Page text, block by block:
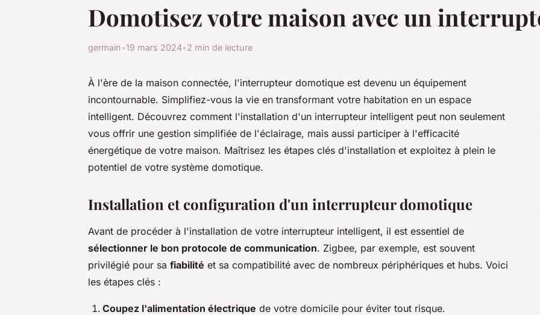
Domotisez votre maison avec un
germain•19 mars 2024•2 min de lecture
À l'ère de la maison connectée, l'interrupteur domotique est devenu un équipement
incontournable. Simplifiez-vous la vie en transformant votre habitation en un espace
intelligent. Découvrez comment l'installation d'un interrupteur intelligent peut non seulement
vous offrir une gestion simplifiée de l'éclairage, mais aussi participer à l'efficacité
énergétique de votre maison. Maîtrisez les étapes clés d'installation et exploitez à plein le
potentiel de votre système domotique.
Installation et configuration d'un interrupteur domotique
Avant de procéder à l'installation de votre interrupteur intelligent, il est essentiel de
sélectionner le bon protocole de communication. Zigbee, par exemple, est souvent
privilégié pour sa fiabilité et sa compatibilité avec de nombreux périphériques et hubs. Voici
les étapes clés :
Coupez l'alimentation électrique de votre domicile pour éviter tout risque.